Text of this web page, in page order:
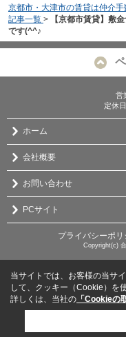
京都市・大津市の賃貸は仲介
記事一覧 >
【京都市賃貸】敷
です(^^♪
営
定休
ホーム
会社概要
お問い合わせ
PCサイト
プライバシーポリ
Copyright(c)
当サイトでは、お客様の当サ
して、クッキー（Cookie）を
詳しくは、当社の 「Cookieの